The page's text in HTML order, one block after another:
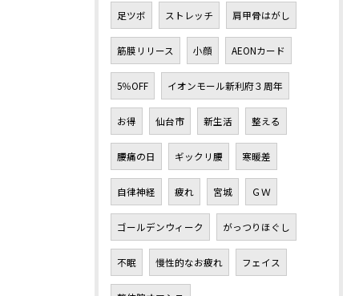
足ツボ ストレッチ 肩甲骨はがし
筋膜リリース 小顔 AEONカード
5％OFF イオンモール新利府３周年
お得 仙台市 新生活 整える
腰痛の日 ギックリ腰 寒暖差
自律神経 疲れ 宮城 ＧＷ
ゴールデンウィーク がっつりほぐし
不眠 慢性的なお疲れ フェイス